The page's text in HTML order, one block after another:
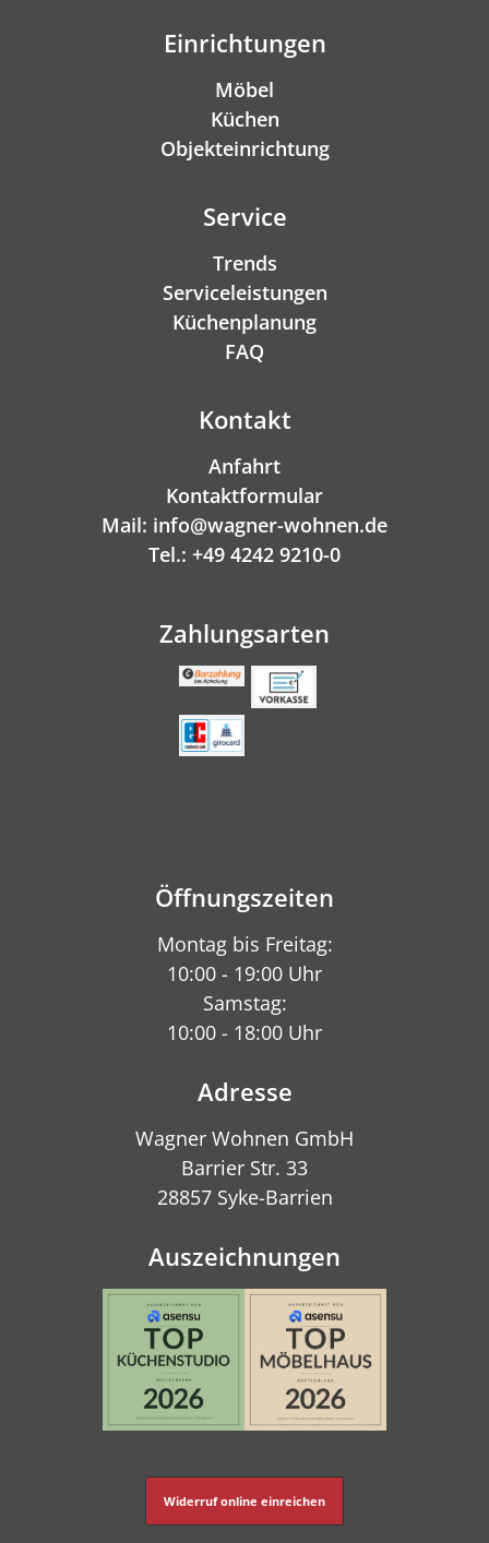
Einrichtungen
Möbel
Küchen
Objekteinrichtung
Service
Trends
Serviceleistungen
Küchenplanung
FAQ
Kontakt
Anfahrt
Kontaktformular
Mail: info@wagner-wohnen.de
Tel.: +49 4242 9210-0
Zahlungsarten
Öffnungszeiten
Montag bis Freitag:
10:00 - 19:00 Uhr
Samstag:
10:00 - 18:00 Uhr
Adresse
Wagner Wohnen GmbH
Barrier Str. 33
28857 Syke-Barrien
Auszeichnungen
Widerruf online einreichen